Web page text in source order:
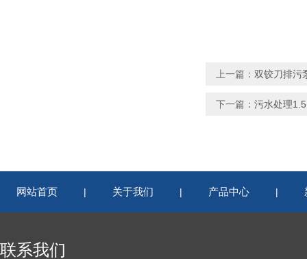
上一篇： 双铰刀排污
下一篇： 污水处理
网站首页 | 关于我们 | 产品中心 |
联系我们